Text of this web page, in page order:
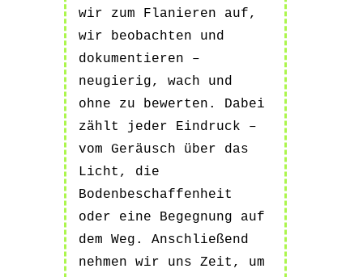
wir zum Flanieren auf,
wir beobachten und
dokumentieren –
neugierig, wach und
ohne zu bewerten. Dabei
zählt jeder Eindruck –
vom Geräusch über das
Licht, die
Bodenbeschaffenheit
oder eine Begegnung auf
dem Weg. Anschließend
nehmen wir uns Zeit, um